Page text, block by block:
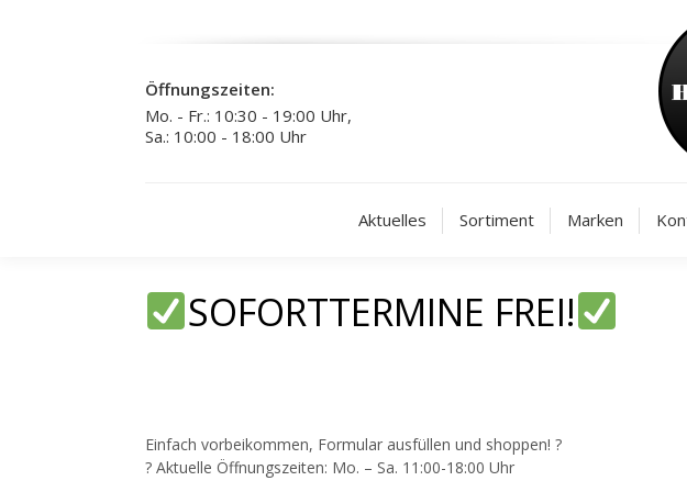
Öffnungszeiten:
Mo. - Fr.: 10:30 - 19:00 Uhr,
Sa.: 10:00 - 18:00 Uhr
Aktuelles Sortiment Marken
SOFORTTERMINE FREI!
Einfach vorbeikommen, Formular ausfüllen und shoppen! ?
? Aktuelle Öffnungszeiten: Mo. – Sa. 11:00-18:00 Uhr